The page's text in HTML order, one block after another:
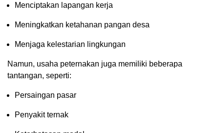
Menciptakan lapangan kerja
Meningkatkan ketahanan pangan desa
Menjaga kelestarian lingkungan
Namun, usaha peternakan juga memiliki beberapa
tantangan, seperti:
Persaingan pasar
Penyakit ternak